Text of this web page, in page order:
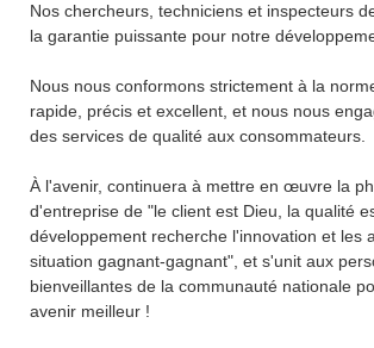
Nos chercheurs, techniciens et inspecteurs
la garantie puissante pour notre
Nous nous conformons strictement à la
rapide, précis et excellent, et nous nous
des services de qualité aux consommateurs.
À l'avenir, continuera à mettre en œuvre la
d'entreprise de "le client est Dieu, la qualité
développement recherche l'innovation et les
situation gagnant-gagnant", et s'unit aux
bienveillantes de la communauté nationale
avenir meilleur !